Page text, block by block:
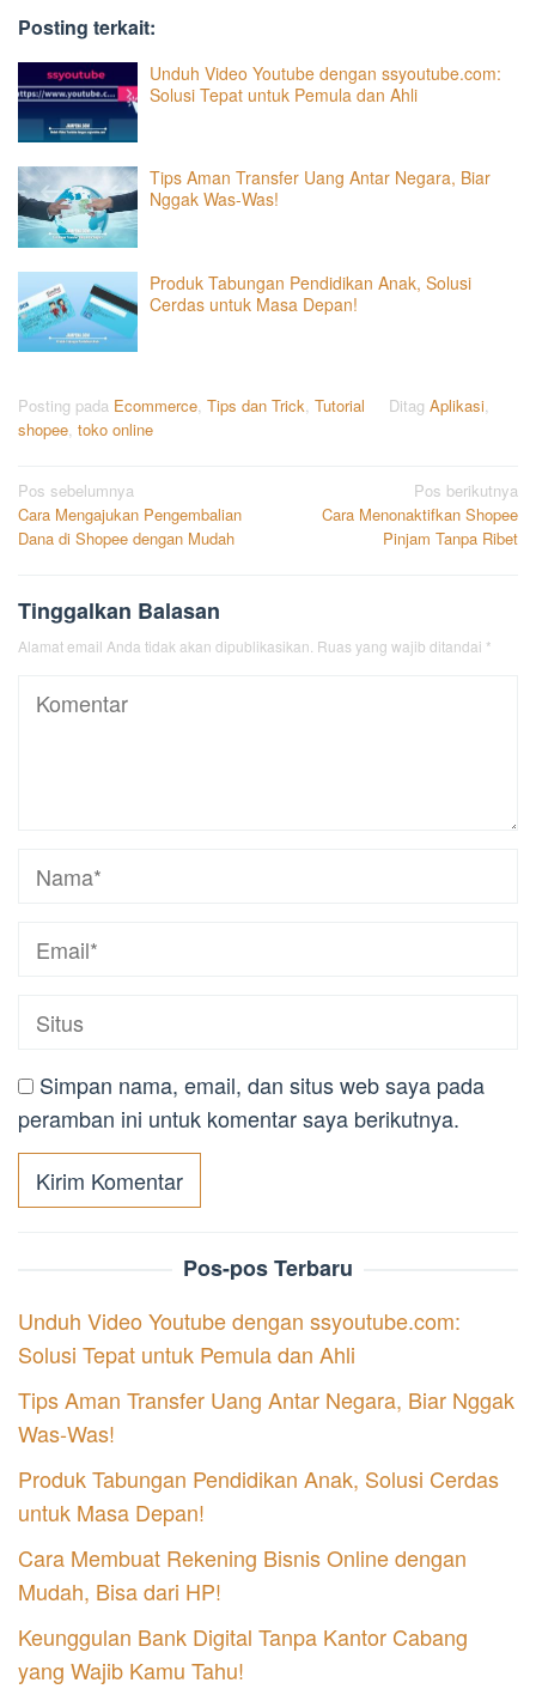
Posting terkait:
Unduh Video Youtube dengan ssyoutube.com:
Solusi Tepat untuk Pemula dan Ahli
Tips Aman Transfer Uang Antar Negara, Biar
Nggak Was-Was!
Produk Tabungan Pendidikan Anak, Solusi
Cerdas untuk Masa Depan!
Posting pada Ecommerce, Tips dan Trick, Tutorial Ditag Aplikasi,
shopee, toko online
Navigasi
pos
Pos sebelumnya
Cara Mengajukan Pengembalian
Dana di Shopee dengan Mudah
Pos berikutnya
Cara Menonaktifkan Shopee
Pinjam Tanpa Ribet
Tinggalkan Balasan
Alamat email Anda tidak akan dipublikasikan. Ruas yang wajib ditandai *
Simpan nama, email, dan situs web saya pada
peramban ini untuk komentar saya berikutnya.
Pos-pos Terbaru
Unduh Video Youtube dengan ssyoutube.com:
Solusi Tepat untuk Pemula dan Ahli
Tips Aman Transfer Uang Antar Negara, Biar Nggak
Was-Was!
Produk Tabungan Pendidikan Anak, Solusi Cerdas
untuk Masa Depan!
Cara Membuat Rekening Bisnis Online dengan
Mudah, Bisa dari HP!
Keunggulan Bank Digital Tanpa Kantor Cabang
yang Wajib Kamu Tahu!